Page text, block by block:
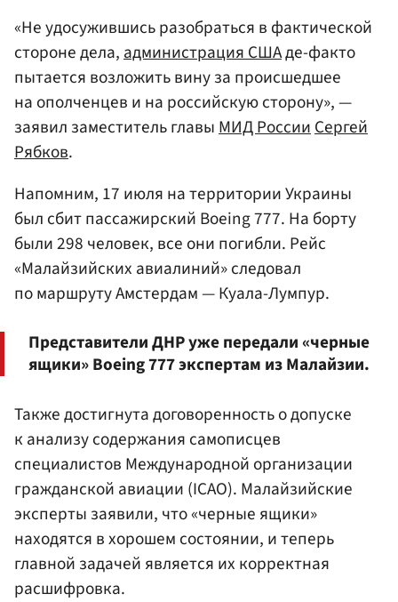
«Не удосужившись разобраться в фактической
стороне дела,администрация СШАде-факто
пытается возложить вину за происшедшее
на ополченцев и на российскую сторону», —
заявил заместитель главыМИД РоссииСергей
Рябков.
Напомним, 17 июля на территории Украины
был сбит пассажирский Boeing 777. На борту
были 298 человек, все они погибли. Рейс
«Малайзийских авиалиний» следовал
по маршруту Амстердам — Куала-Лумпур.
Представители ДНР уже передали «черные
ящики» Boeing 777 экспертам из Малайзии.
Также достигнута договоренность о допуске
к анализу содержания самописцев
специалистов Международной организации
гражданской авиации (ICAO). Малайзийские
эксперты заявили, что «черные ящики»
находятся в хорошем состоянии, и теперь
главной задачей является их корректная
расшифровка.